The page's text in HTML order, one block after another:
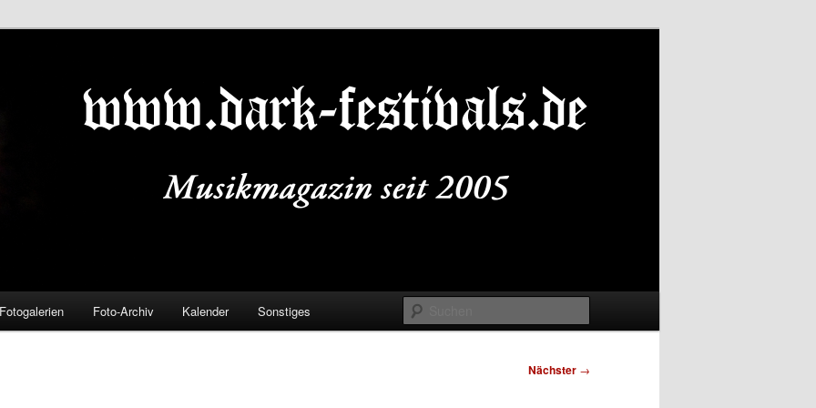
Fotogalerien Foto-Archiv Kalender Sonstiges
Nächster →